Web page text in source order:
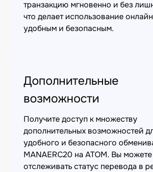
транзакцию мгновенно и без
что делает использование
удобным и безопасным.
Дополнительные
возможности
Получите доступ к множеству
дополнительных возможностей
удобного и безопасного
MANAERC20 на ATOM. Вы можете
отслеживать статус перевода в